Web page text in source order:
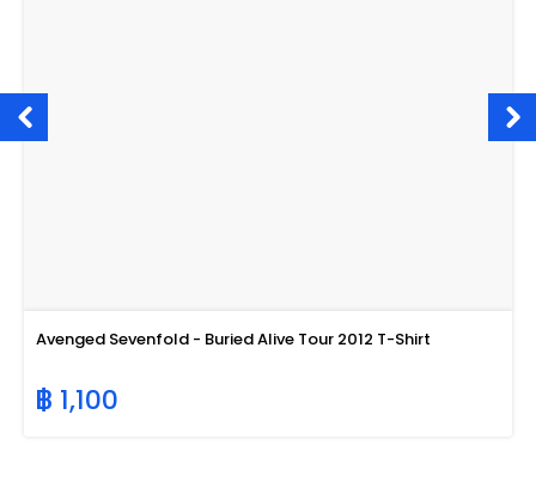
Avenged Sevenfold - Buried Alive Tour 2012 T-Shirt
฿ 1,100